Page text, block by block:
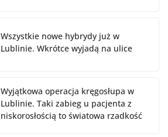
Wszystkie nowe hybrydy już w
Lublinie. Wkrótce wyjadą na ulice
Wyjątkowa operacja kręgosłupa w
Lublinie. Taki zabieg u pacjenta z
niskorosłością to światowa rzadkość